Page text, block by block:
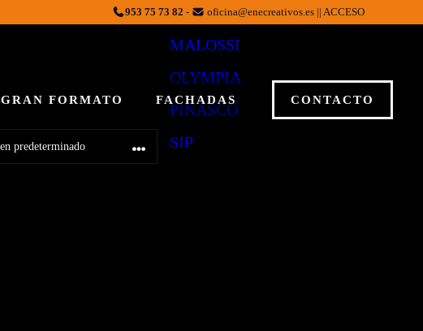
953 75 73 82 - oficina@enecreativos.es || ACCESO
GRAN FORMATO FACHADAS CONTACTO
DELLORTO
MALOSSI
OLYMPIA
PINASCO
SIP